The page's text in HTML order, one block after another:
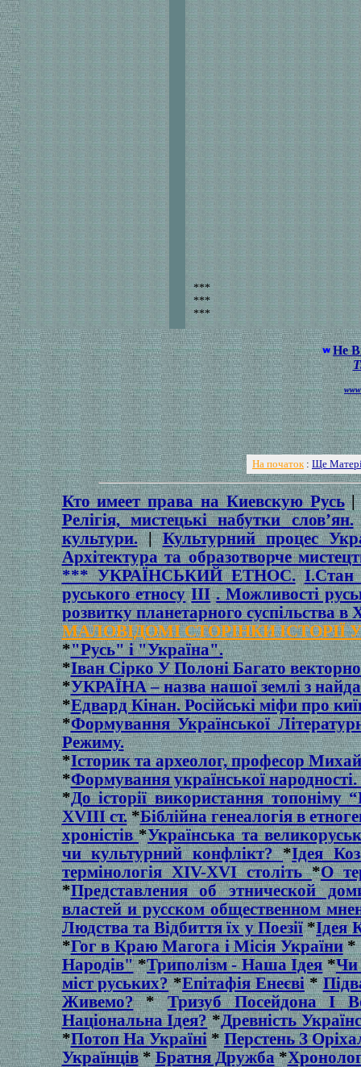
***
***
***
Не
На початок : Ще
Кто имеет права на Киевскую Русь
Релігія, мистецькі набутки слов’ян.
культури.|Культурний процес
Архітектура та образотворче
*** УКРАЇНСЬКИЙ ЕТНОС. І.Стан
руського етносу ІІІ .Можливості
розвитку планетарного суспільства в
МАЛОВІДОМІ СТОРІНКИ ІСТОРІЇ
*"Русь" і "Україна".
*Іван Сірко У Полоні Багато
*УКРАЇНА – назва нашої землі з
*Едвард Кінан. Російські міфи про
*Формування Української
Режиму.
*Історик та археолог, професор
*Формування української
*До історії використання топоніму
XVIII ст.*Біблійна генеалогія в
хроністів*Українська та
чи культурний конфлікт?*Ідея
термінологія XIV-XVI століть*О
*Представления об этнической
властей и русском общественном
Людства та Відбиття їх у Поезії*Ідея
*Гог в Краю Магога і Місія України*
Народів"*Триполізм - Наша Ідея*Чи
міст руських?*Епітафія Енеєві*
Живемо?*Тризуб Посейдона І
Національна Ідея?*Древність
*Потоп На Україні*Перстень З
Українців*Братня Дружба*